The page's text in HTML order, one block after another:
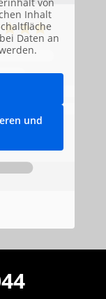
Inhalt
Daten an
und